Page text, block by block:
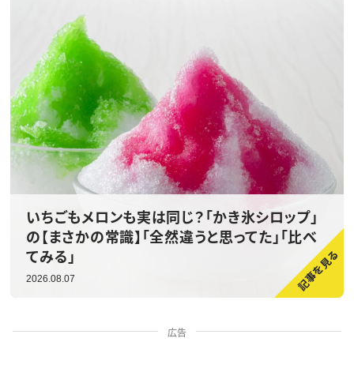
いちごもメロンも実は同じ？「かき氷シロップ」
の【まさかの常識】「全然違うと思ってた」「比べ
てみる」
2026.08.07
広告